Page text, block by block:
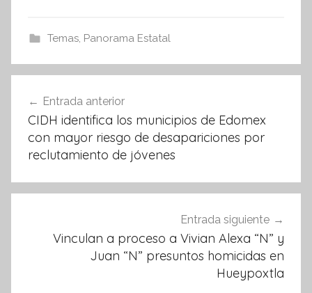
e
b
o
k
er s
A
p
Temas, Panorama Estatal
de
entradas
Entrada anterior
CIDH identifica los municipios de Edomex
con mayor riesgo de desapariciones por
reclutamiento de jóvenes
Entrada siguiente
Vinculan a proceso a Vivian Alexa “N” y
Juan “N” presuntos homicidas en
Hueypoxtla